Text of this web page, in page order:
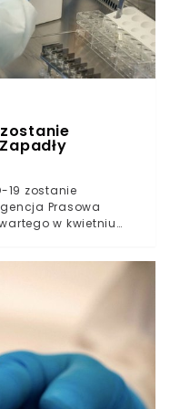
19 zostanie
Prasowa
w kwietniu
firmę Regeneron
Z informacji Polskiej
Europejska będzie
na COVID-
porozumienie i
preparatu.
informowała o